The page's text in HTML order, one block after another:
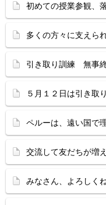
初めての授業参観、
多くの方々に支えら
引き取り訓練 無事
５月１２日は引き取
ペルーは、遠い国で
交流して友だちが増
みなさん、よろしくね